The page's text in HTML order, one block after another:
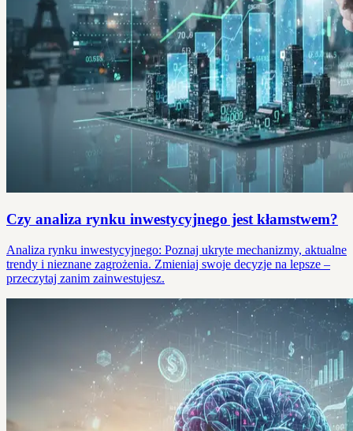
Czy analiza rynku inwestycyjnego jest kłamstwem?
Analiza rynku inwestycyjnego: Poznaj ukryte mechanizmy, aktualne
trendy i nieznane zagrożenia. Zmieniaj swoje decyzje na lepsze –
przeczytaj zanim zainwestujesz.